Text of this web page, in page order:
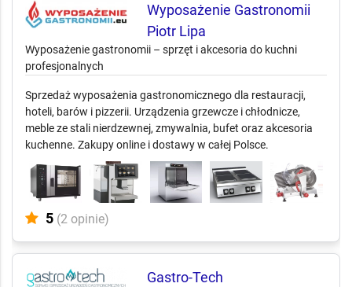
Wyposażenie Gastronomii
Piotr Lipa
Wyposażenie gastronomii – sprzęt i akcesoria do kuchni
profesjonalnych
Sprzedaż wyposażenia gastronomicznego dla restauracji,
hoteli, barów i pizzerii. Urządzenia grzewcze i chłodnicze,
meble ze stali nierdzewnej, zmywalnia, bufet oraz akcesoria
kuchenne. Zakupy online i dostawy w całej Polsce.
5 (2 opinie)
Gastro-Tech